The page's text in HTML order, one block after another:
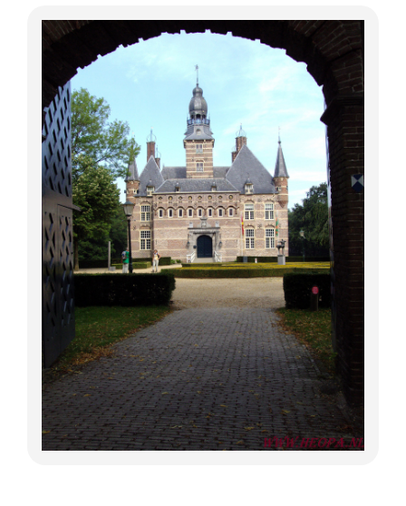
Uitgelicht
Lange Afstand Wandeltochten
Meerdaagse tochten
Buitenlandse Wandelingen
Recente Wandelingen